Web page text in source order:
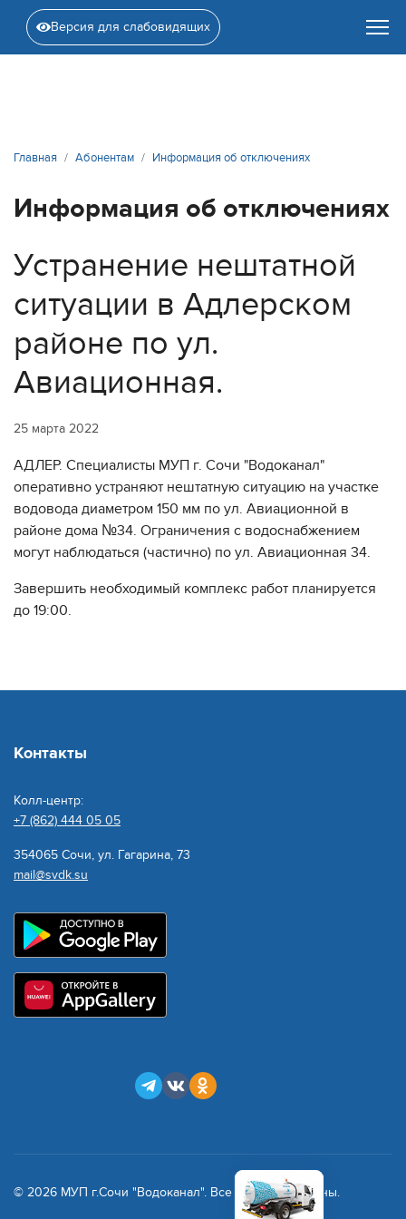
Версия для слабовидящих
Главная Абонентам Информация об отключениях
Информация об отключениях
Устранение нештатной
ситуации в Адлерском
районе по ул.
Авиационная.
25 марта 2022
АДЛЕР. Специалисты МУП г. Сочи "Водоканал"
оперативно устраняют нештатную ситуацию на участке
водовода диаметром 150 мм по ул. Авиационной в
районе дома №34. Ограничения с водоснабжением
могут наблюдаться (частично) по ул. Авиационная 34.
Завершить необходимый комплекс работ планируется
до 19:00.
Контакты
Колл-центр:
+7 (862) 444 05 05
354065 Сочи, ул. Гагарина, 73
mail@svdk.su
© 2026 МУП г.Сочи "Водоканал". Все права защищены.